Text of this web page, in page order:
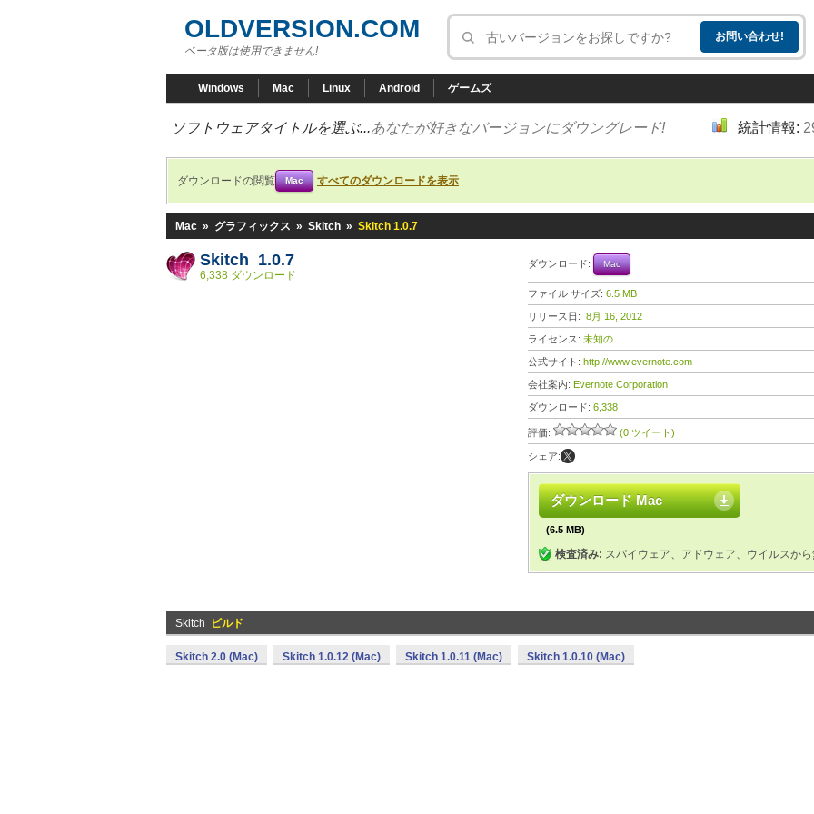
OLDVERSION.COM
ベータ版は使用できません!
Windows Mac Linux Android ゲームズ
ソフトウェアタイトルを選ぶ...あなたが好きなバージョンにダウングレード! 統計情報:
ダウンロードの閲覧 Mac すべてのダウンロードを表示
Mac » グラフィックス » Skitch » Skitch 1.0.7
Skitch 1.0.7
6,338 ダウンロード
ダウンロード: Mac
ファイル サイズ: 6.5 MB
リリース日: 8月 16, 2012
ライセンス: 未知の
公式サイト: http://www.evernote.com
会社案内: Evernote Corporation
ダウンロード: 6,338
評価: (0 ツイート)
シェア:
ダウンロード Mac
(6.5 MB)
検査済み: スパイウェア、アドウェア、ウイルスか
Skitch ビルド
Skitch 2.0 (Mac) Skitch 1.0.12 (Mac) Skitch 1.0.11 (Mac) Skitch 1.0.10 (Mac)